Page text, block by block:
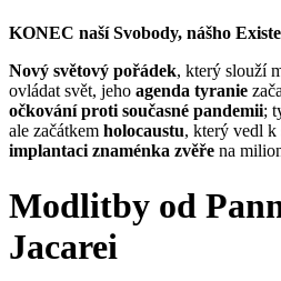
KONEC naší Svobody, nášho
Nový světový pořádek, který slouží
ovládat svět, jeho agenda tyranie
očkování proti současné pandemii;
ale začátkem holocaustu, který vedl k
implantaci znaménka zvěře na
Modlitby od
Jacarei